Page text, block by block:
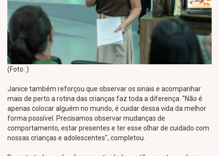
(Foto: )
Janice também reforçou que observar os sinais e acompanhar
mais de perto a rotina das crianças faz toda a diferença. "Não é
apenas colocar alguém no mundo, é cuidar dessa vida da melhor
forma possível. Precisamos observar mudanças de
comportamento, estar presentes e ter esse olhar de cuidado com
nossas crianças e adolescentes", completou.